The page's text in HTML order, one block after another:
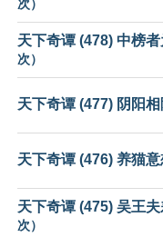
次）
天下奇谭 (478) 中榜
次）
天下奇谭 (477) 阴阳
天下奇谭 (476) 养猫
天下奇谭 (475) 吴王
次）